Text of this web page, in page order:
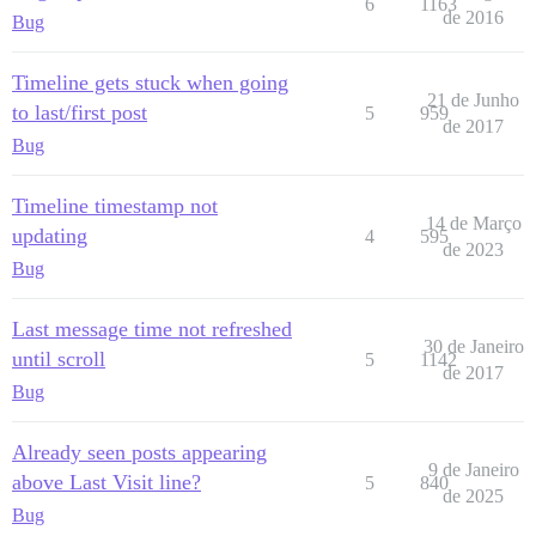
Bug
de 2016
Timeline gets stuck when going
to last/first post
Bug
5 959
21 de Junho
de 2017
Timeline timestamp not
updating
Bug
4 595
14 de Março
de 2023
Last message time not refreshed
until scroll
Bug
5 1142
30 de Janeiro
de 2017
Already seen posts appearing
above Last Visit line?
Bug
5 840
9 de Janeiro
de 2025